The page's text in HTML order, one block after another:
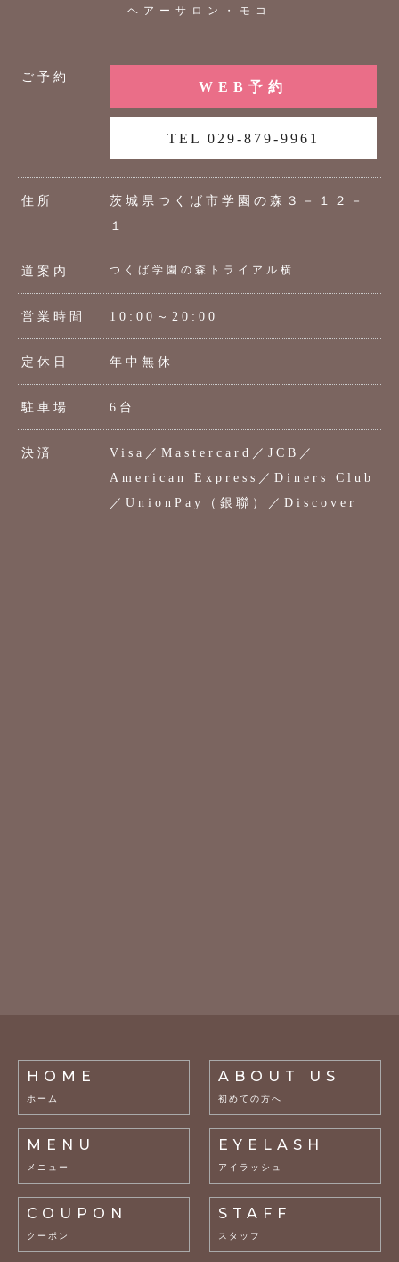
ヘアーサロン・モコ
ご予約
WEB予約
TEL 029-879-9961
住所
茨城県つくば市学園の森３－１２－
１
道案内 つくば学園の森トライアル横
営業時間 10:00～20:00
定休日 年中無休
駐車場 6台
決済
Visa／Mastercard／JCB／
American Express／Diners Club
／UnionPay（銀聯）／Discover
HOME
ホーム
ABOUT US
初めての方へ
MENU
メニュー
EYELASH
アイラッシュ
COUPON
クーポン
STAFF
スタッフ